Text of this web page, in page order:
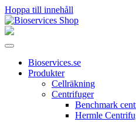
Hoppa till innehåll
Huvudnavigering
Bioservices.se
Produkter
Cellräkning
Centrifuger
Benchmark
Hermle